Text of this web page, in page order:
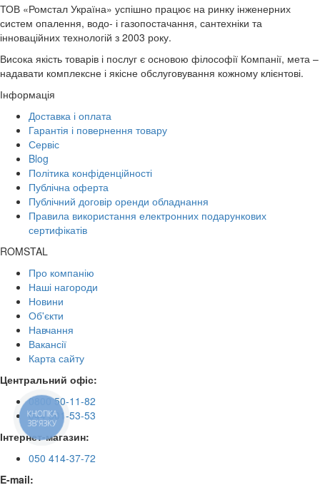
ТОВ «Ромстал Україна» успішно працює на ринку інженерних
систем опалення, водо- і газопостачання, сантехніки та
інноваційних технологій з 2003 року.
Висока якість товарів і послуг є основою філософії Компанії, мета –
надавати комплексне і якісне обслуговування кожному клієнтові.
Інформація
Доставка і оплата
Гарантія і повернення товару
Сервіс
Blog
Політика конфіденційності
Публічна оферта
Публічний договір оренди обладнання
Правила використання електронних подарункових
сертифікатів
ROMSTAL
Про компанію
Наші нагороди
Новини
Об'єкти
Навчання
Вакансії
Карта сайту
Центральний офіс:
0800 50-11-82
044 501-53-53
Інтернет-магазин:
050 414-37-72
E-mail:
КНОПКА
ЗВ'ЯЗКУ